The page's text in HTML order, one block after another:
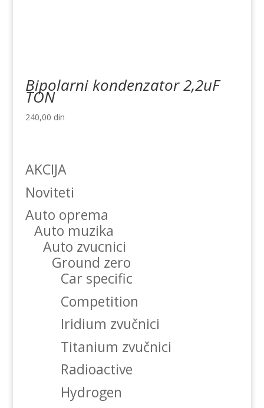
Bipolarni kondenzator 2,2uF
TON
240,00 din
AKCIJA
Noviteti
Auto oprema
Auto muzika
Auto zvucnici
Ground zero
Car specific
Competition
Iridium zvučnici
Titanium zvučnici
Radioactive
Hydrogen